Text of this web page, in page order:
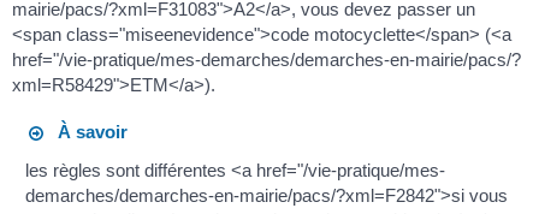
mairie/pacs/?xml=F31083">A2</a>, vous devez passer un
<span class="miseenevidence">code motocyclette</span> (<a
href="/vie-pratique/mes-demarches/demarches-en-mairie/pacs/?
xml=R58429">ETM</a>).
À savoir
les règles sont différentes <a href="/vie-pratique/mes-
demarches/demarches-en-mairie/pacs/?xml=F2842">si vous